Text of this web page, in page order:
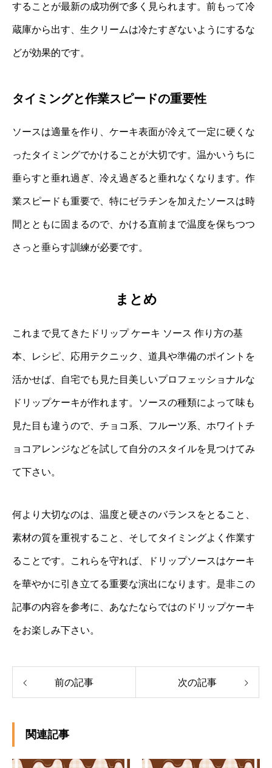
することが最新の成功例で多く見られます。前もって冷
蔵庫から出す、生クリームは冷たすぎないようにするな
どが効果的です。
タイミングと作業スピードの重要性
ソースは適量を作り、ケーキ表面が冷えて一定に硬くな
ったタイミングでかけることが大切です。温かいうちに
垂らすと垂れ過ぎ、冷え過ぎると垂れなくなります。作
業スピードも重要で、特にゼラチンを加えたソースは時
間とともに固まるので、かける直前まで温度を保ちつつ
さっと垂らす訓練が必要です。
まとめ
これまで見てきたドリップ ケーキ ソース 作り方の基
本、レシピ、応用テクニック、道具や準備のポイントを
活かせば、自宅でも見た目美しいプロフェッショナルな
ドリップケーキが作れます。ソースの種類によって味も
見た目も違うので、チョコ系、フルーツ系、ホワイトチ
ョコアレンジなどを試して自分のスタイルを見つけてみ
て下さい。
何より大切なのは、温度と硬さのバランスをとること、
素材の質を重視すること、そしてタイミングよく作業す
ることです。これらを守れば、ドリップソースはケーキ
を華やかに引き立てる重要な演出になります。是非この
記事の内容を参考に、あなたならではのドリップケーキ
をお楽しみ下さい。
前の記事 次の記事
関連記事